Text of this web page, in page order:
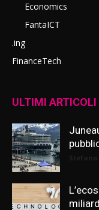
Economics
FantaICT
.ing
FinanceTech
ULTIMI ARTICOLI